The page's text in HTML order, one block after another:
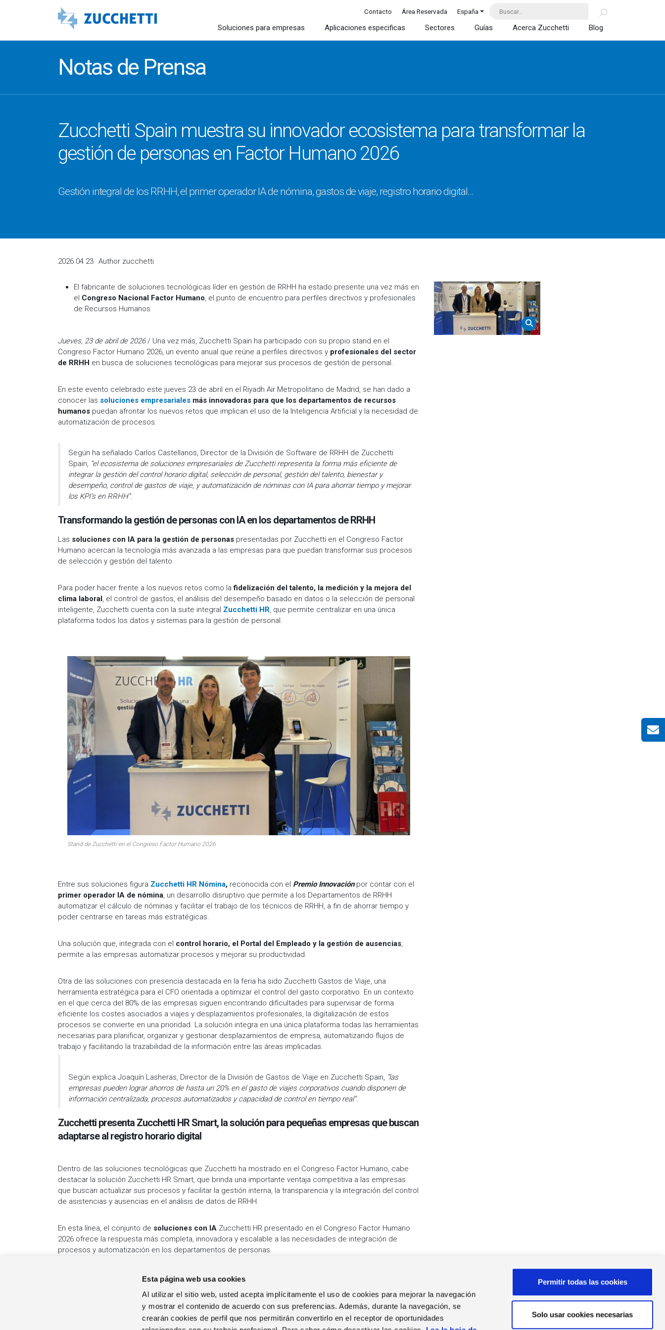
Esta página web usa cookies
Al utilizar el sitio web, usted acepta implícitamente el uso de cookies para mejorar la navegación
y mostrar el contenido de acuerdo con sus preferencias. Además, durante la navegación, se
crearán cookies de perfil que nos permitirán convertirlo en el receptor de oportunidades
Permitir todas las cookies
Solo usar cookies necesarias
Contacto Área Reservada España
Soluciones para empresas Aplicaciones especificas Sectores Guías Acerca Zucchetti Blog
Notas de Prensa
Zucchetti Spain muestra su innovador ecosistema para transformar la
gestión de personas en Factor Humano 2026
Gestión integral de los RRHH, el primer operador IA de nómina, gastos de viaje, registro horario digital…
2026 04 23 Author zucchetti
El fabricante de soluciones tecnológicas líder en gestión de RRHH ha estado presente una vez más en
el Congreso Nacional Factor Humano, el punto de encuentro para perfiles directivos y profesionales
de Recursos Humanos
Jueves, 23 de abril de 2026/ Una vez más, Zucchetti Spain ha participado con su propio stand en el
Congreso Factor Humano 2026, un evento anual que reúne a perfiles directivos y profesionales del sector
de RRHH en busca de soluciones tecnológicas para mejorar sus procesos de gestión de personal.
En este evento celebrado este jueves 23 de abril en el Riyadh Air Metropolitano de Madrid, se han dado a
conocer las soluciones empresariales más innovadoras para que los departamentos de recursos
humanos puedan afrontar los nuevos retos que implican el uso de la Inteligencia Artificial y la necesidad de
automatización de procesos.
Según ha señalado Carlos Castellanos, Director de la División de Software de RRHH de Zucchetti
Spain, “el ecosistema de soluciones empresariales de Zucchetti representa la forma más eficiente de
integrar la gestión del control horario digital, selección de personal, gestión del talento, bienestar y
desempeño, control de gastos de viaje, y automatización de nóminas con IA para ahorrar tiempo y mejorar
los KPI’s en RRHH”.
Transformando la gestión de personas con IA en los departamentos de RRHH
Las soluciones con IA para la gestión de personas presentadas por Zucchetti en el Congreso Factor
Humano acercan la tecnología más avanzada a las empresas para que puedan transformar sus procesos
de selección y gestión del talento.
Para poder hacer frente a los nuevos retos como lafidelización del talento, la medición y la mejora del
clima laboral, el control de gastos, el análisis del desempeño basado en datos o la selección de personal
inteligente, Zucchetti cuenta con la suite integral Zucchetti HR, que permite centralizar en una única
plataforma todos los datos y sistemas para la gestión de personal.
Stand de Zucchetti en el Congreso Factor Humano 2026
Entre sus soluciones figura Zucchetti HR Nómina, reconocida con el Premio Innovación por contar con el
primer operador IA de nómina, un desarrollo disruptivo que permite a los Departamentos de RRHH
automatizar el cálculo de nóminas y facilitar el trabajo de los técnicos de RRHH, a fin de ahorrar tiempo y
poder centrarse en tareas más estratégicas.
Una solución que, integrada con el control horario, el Portal del Empleado y la gestión de ausencias,
permite a las empresas automatizar procesos y mejorar su productividad.
Otra de las soluciones con presencia destacada en la feria ha sido Zucchetti Gastos de Viaje, una
herramienta estratégica para el CFO orientada a optimizar el control del gasto corporativo. En un contexto
en el que cerca del 80% de las empresas siguen encontrando dificultades para supervisar de forma
eficiente los costes asociados a viajes y desplazamientos profesionales, la digitalización de estos
procesos se convierte en una prioridad. La solución integra en una única plataforma todas las herramientas
necesarias para planificar, organizar y gestionar desplazamientos de empresa, automatizando flujos de
trabajo y facilitando la trazabilidad de la información entre las áreas implicadas.
Según explica Joaquín Lasheras, Director de la División de Gastos de Viaje en Zucchetti Spain, “las
empresas pueden lograr ahorros de hasta un 20% en el gasto de viajes corporativos cuando disponen de
información centralizada, procesos automatizados y capacidad de control en tiempo real”.
Zucchetti presenta Zucchetti HR Smart, la solución para pequeñas empresas que buscan
adaptarse al registro horario digital
Dentro de las soluciones tecnológicas que Zucchetti ha mostrado en el Congreso Factor Humano, cabe
destacar la solución Zucchetti HR Smart, que brinda una importante ventaja competitiva a las empresas
que buscan actualizar sus procesos y facilitar la gestión interna, la transparencia y la integración del control
de asistencias y ausencias en el análisis de datos de RRHH.
En esta línea, el conjunto de soluciones con IA Zucchetti HR presentado en el Congreso Factor Humano
2026 ofrece la respuesta más completa, innovadora y escalable a las necesidades de integración de
procesos y automatización en los departamentos de personas.
TRABAJA EN ZUCCHETTI